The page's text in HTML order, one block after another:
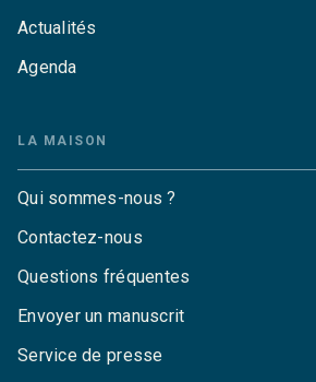
Actualités
Agenda
LA MAISON
Qui sommes-nous ?
Contactez-nous
Questions fréquentes
Envoyer un manuscrit
Service de presse